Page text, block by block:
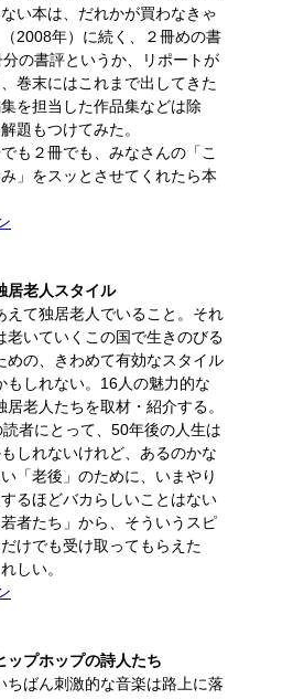
い本は、だれかが買わなきゃ
2008年）に続く、２冊めの書
の書評というか、リポートが
巻末にはこれまで出してきた
を担当した作品集などは除
題もつけてみた。
も２冊でも、みなさんの「こ
」をスッとさせてくれたら本
居老人スタイル
えて独居老人でいること。それ
老いていくこの国で生きのびる
めの、きわめて有効なスタイル
もしれない。16人の魅力的な
居老人たちを取材・紹介する。
者にとって、50年後の人生は
しれないけれど、あるのかな
「老後」のために、いまやり
るほどバカらしいことはない
者たち」から、そういうスピ
けでも受け取ってもらえた
しい。
ップホップの詩人たち
ちばん刺激的な音楽は路上に落